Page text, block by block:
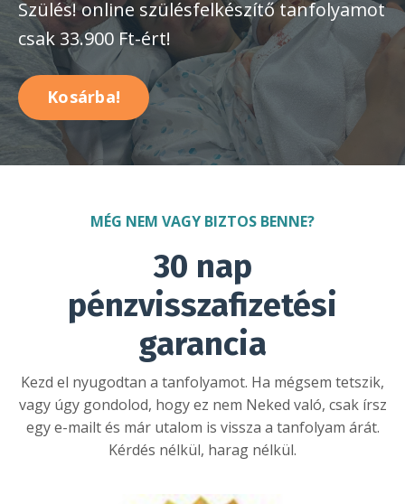
Szülés! online szülésfelkészítő tanfolyamot
csak 33.900 Ft-ért!
Kosárba!
MÉG NEM VAGY BIZTOS BENNE?
30 nap
pénzvisszafizetési
garancia
Kezd el nyugodtan a tanfolyamot. Ha mégsem tetszik,
vagy úgy gondolod, hogy ez nem Neked való, csak írsz
egy e-mailt és már utalom is vissza a tanfolyam árát.
Kérdés nélkül, harag nélkül.